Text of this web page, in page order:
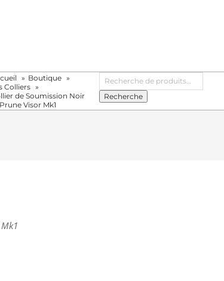
Boutique
Colliers
de Soumission Noir
Visor Mk1
Recherche
pour :
Recherche